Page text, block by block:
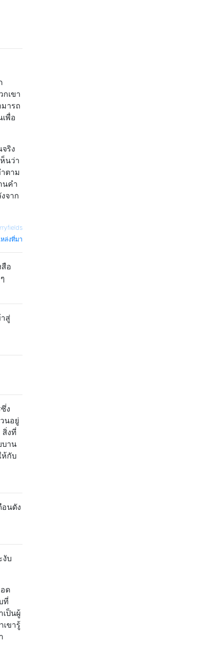
เขา
ารถ
พื่อ
ริง
นว่า
ตาม
นคำ
จาก
ล่งที่มา
อ
สู่
ง
นอยู่
งที่
บาน
ห้กับ
อนดัง
งับ
ด
ที่
ป็นผู้
เขารู้